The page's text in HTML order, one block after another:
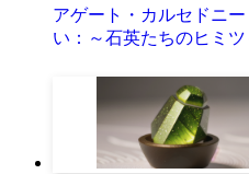
アゲート・カルセドニ
い：～石英たちのヒミツ